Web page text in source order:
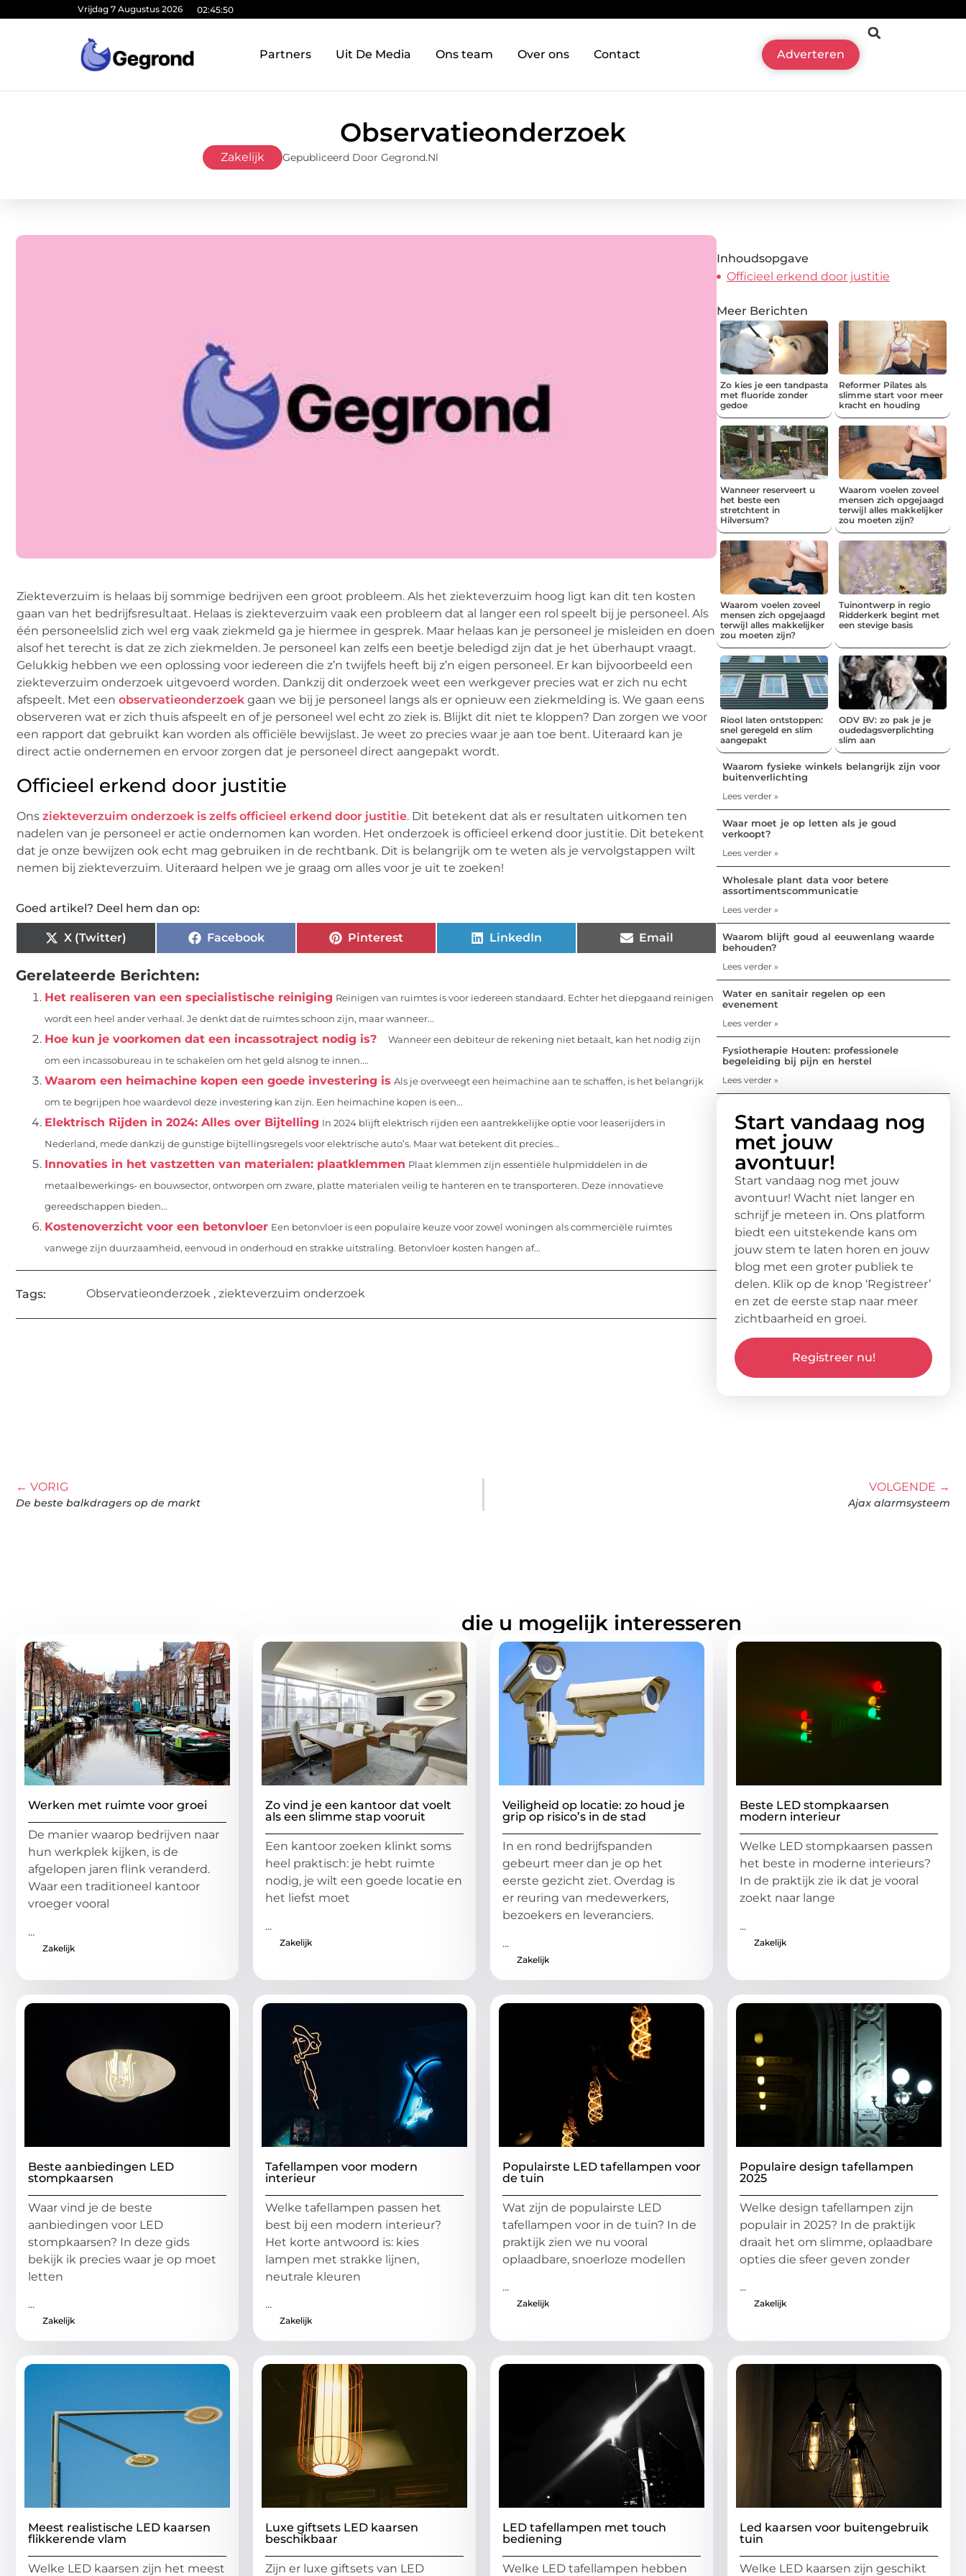
Vrijdag 7 Augustus 2026 02:45:51
Partners Uit De Media Ons team Over ons Contact Adverteren
Observatieonderzoek
Zakelijk Gepubliceerd Door Gegrond.nl
Ziekteverzuim is helaas bij sommige bedrijven een groot probleem. Als het ziekteverzuim hoog ligt kan dit ten kosten
gaan van het bedrijfsresultaat. Helaas is ziekteverzuim vaak een probleem dat al langer een rol speelt bij je personeel. Als
één personeelslid zich wel erg vaak ziekmeld ga je hiermee in gesprek. Maar helaas kan je personeel je misleiden en doen
alsof het terecht is dat ze zich ziekmelden. Je personeel kan zelfs een beetje beledigd zijn dat je het überhaupt vraagt.
Gelukkig hebben we een oplossing voor iedereen die z’n twijfels heeft bij z’n eigen personeel. Er kan bijvoorbeeld een
ziekteverzuim onderzoek uitgevoerd worden. Dankzij dit onderzoek weet een werkgever precies wat er zich nu echt
afspeelt. Met een observatieonderzoek gaan we bij je personeel langs als er opnieuw een ziekmelding is. We gaan eens
observeren wat er zich thuis afspeelt en of je personeel wel echt zo ziek is. Blijkt dit niet te kloppen? Dan zorgen we voor
een rapport dat gebruikt kan worden als officiële bewijslast. Je weet zo precies waar je aan toe bent. Uiteraard kan je
direct actie ondernemen en ervoor zorgen dat je personeel direct aangepakt wordt.
Officieel erkend door justitie
Ons ziekteverzuim onderzoek is zelfs officieel erkend door justitie. Dit betekent dat als er resultaten uitkomen ten
nadelen van je personeel er actie ondernomen kan worden. Het onderzoek is officieel erkend door justitie. Dit betekent
dat je onze bewijzen ook echt mag gebruiken in de rechtbank. Dit is belangrijk om te weten als je vervolgstappen wilt
nemen bij ziekteverzuim. Uiteraard helpen we je graag om alles voor je uit te zoeken!
Goed artikel? Deel hem dan op:
X (Twitter) Facebook Pinterest LinkedIn Email
Gerelateerde Berichten:
Het realiseren van een specialistische reiniging Reinigen van ruimtes is voor iedereen standaard. Echter het diepgaand reinigen
wordt een heel ander verhaal. Je denkt dat de ruimtes schoon zijn, maar wanneer...
Hoe kun je voorkomen dat een incassotraject nodig is?
Wanneer een debiteur de rekening niet betaalt, kan het nodig zijn
om een incassobureau in te schakelen om het geld alsnog te innen....
Waarom een heimachine kopen een goede investering is Als je overweegt een heimachine aan te schaffen, is het belangrijk
om te begrijpen hoe waardevol deze investering kan zijn. Een heimachine kopen is een...
Elektrisch Rijden in 2024: Alles over Bijtelling In 2024 blijft elektrisch rijden een aantrekkelijke optie voor leaserijders in
Nederland, mede dankzij de gunstige bijtellingsregels voor elektrische auto’s. Maar wat betekent dit precies...
Innovaties in het vastzetten van materialen: plaatklemmen Plaat klemmen zijn essentiële hulpmiddelen in de
metaalbewerkings- en bouwsector, ontworpen om zware, platte materialen veilig te hanteren en te transporteren. Deze innovatieve
gereedschappen bieden...
Kostenoverzicht voor een betonvloer Een betonvloer is een populaire keuze voor zowel woningen als commerciële ruimtes
vanwege zijn duurzaamheid, eenvoud in onderhoud en strakke uitstraling. Betonvloer kosten hangen af...
Tags: Observatieonderzoek , ziekteverzuim onderzoek
Inhoudsopgave
Officieel erkend door justitie
Meer Berichten
Zo kies je een tandpasta
met fluoride zonder
gedoe
Reformer Pilates als
slimme start voor meer
kracht en houding
Wanneer reserveert u
het beste een
stretchtent in
Hilversum?
Waarom voelen zoveel
mensen zich opgejaagd
terwijl alles makkelijker
zou moeten zijn?
Waarom voelen zoveel
mensen zich opgejaagd
terwijl alles makkelijker
zou moeten zijn?
Tuinontwerp in regio
Ridderkerk begint met
een stevige basis
Riool laten ontstoppen:
snel geregeld en slim
aangepakt
ODV BV: zo pak je je
oudedagsverplichting
slim aan
Waarom fysieke winkels belangrijk zijn voor
buitenverlichting
Lees verder »
Waar moet je op letten als je goud
verkoopt?
Lees verder »
Wholesale plant data voor betere
assortimentscommunicatie
Lees verder »
Waarom blijft goud al eeuwenlang waarde
behouden?
Lees verder »
Water en sanitair regelen op een
evenement
Lees verder »
Fysiotherapie Houten: professionele
begeleiding bij pijn en herstel
Lees verder »
Start vandaag nog
met jouw
avontuur!
Start vandaag nog met jouw
avontuur! Wacht niet langer en
schrijf je meteen in. Ons platform
biedt een uitstekende kans om
jouw stem te laten horen en jouw
blog met een groter publiek te
delen. Klik op de knop ‘Registreer’
en zet de eerste stap naar meer
zichtbaarheid en groei.
Registreer nu!
← VORIG
De beste balkdragers op de markt
VOLGENDE →
Ajax alarmsysteem
die u mogelijk interesseren
Werken met ruimte voor groei
De manier waarop bedrijven naar
hun werkplek kijken, is de
afgelopen jaren flink veranderd.
Waar een traditioneel kantoor
vroeger vooral
...
Zakelijk
Zo vind je een kantoor dat voelt
als een slimme stap vooruit
Een kantoor zoeken klinkt soms
heel praktisch: je hebt ruimte
nodig, je wilt een goede locatie en
het liefst moet
...
Zakelijk
Veiligheid op locatie: zo houd je
grip op risico’s in de stad
In en rond bedrijfspanden
gebeurt meer dan je op het
eerste gezicht ziet. Overdag is
er reuring van medewerkers,
bezoekers en leveranciers.
...
Zakelijk
Beste LED stompkaarsen
modern interieur
Welke LED stompkaarsen passen
het beste in moderne interieurs?
In de praktijk zie ik dat je vooral
zoekt naar lange
...
Zakelijk
Beste aanbiedingen LED
stompkaarsen
Waar vind je de beste
aanbiedingen voor LED
stompkaarsen? In deze gids
bekijk ik precies waar je op moet
letten
...
Zakelijk
Tafellampen voor modern
interieur
Welke tafellampen passen het
best bij een modern interieur?
Het korte antwoord is: kies
lampen met strakke lijnen,
neutrale kleuren
...
Zakelijk
Populairste LED tafellampen voor
de tuin
Wat zijn de populairste LED
tafellampen voor in de tuin? In de
praktijk zien we nu vooral
oplaadbare, snoerloze modellen
...
Zakelijk
Populaire design tafellampen
2025
Welke design tafellampen zijn
populair in 2025? In de praktijk
draait het om slimme, oplaadbare
opties die sfeer geven zonder
...
Zakelijk
Meest realistische LED kaarsen
flikkerende vlam
Welke LED kaarsen zijn het meest
Luxe giftsets LED kaarsen
beschikbaar
Zijn er luxe giftsets van LED
LED tafellampen met touch
bediening
Welke LED tafellampen hebben
Led kaarsen voor buitengebruik
tuin
Welke LED kaarsen zijn geschikt